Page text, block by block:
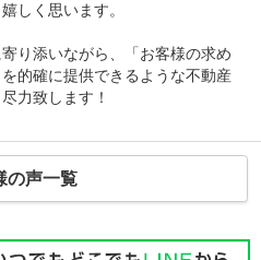
しく思います。
り添いながら、「お客様の求め
的確に提供できるような不動産
力致します！
の声一覧